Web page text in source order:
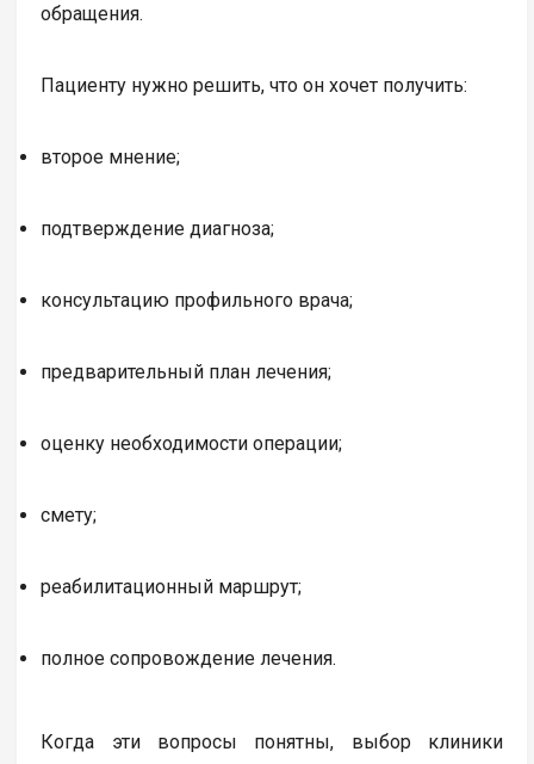
обращения.
Пациенту нужно решить, что он хочет получить:
второе мнение;
подтверждение диагноза;
консультацию профильного врача;
предварительный план лечения;
оценку необходимости операции;
смету;
реабилитационный маршрут;
полное сопровождение лечения.
Когда эти вопросы понятны, выбор клиники